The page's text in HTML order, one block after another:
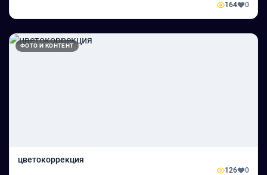
164 0
ФОТО И КОНТЕНТ
цветокоррекция
126 0